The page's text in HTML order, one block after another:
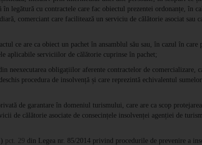
în legătură cu contractele care fac obiectul prezentei ordonanțe, în
comerciant care facilitează un serviciu de călătorie asociat sau
ce are ca obiect un pachet în ansamblul său sau, în cazul în care
aplicabile serviciilor de călătorie cuprinse în pachet;
neexecutarea obligațiilor aferente contractelor de comercializare,
procedura de insolvență și care reprezintă echivalentul
de garantare în domeniul turismului, care are ca scop
de călătorie asociate de consecințele insolvenței agenției de
pct. 29 din Legea nr. 85/2014 privind procedurile de prevenire a